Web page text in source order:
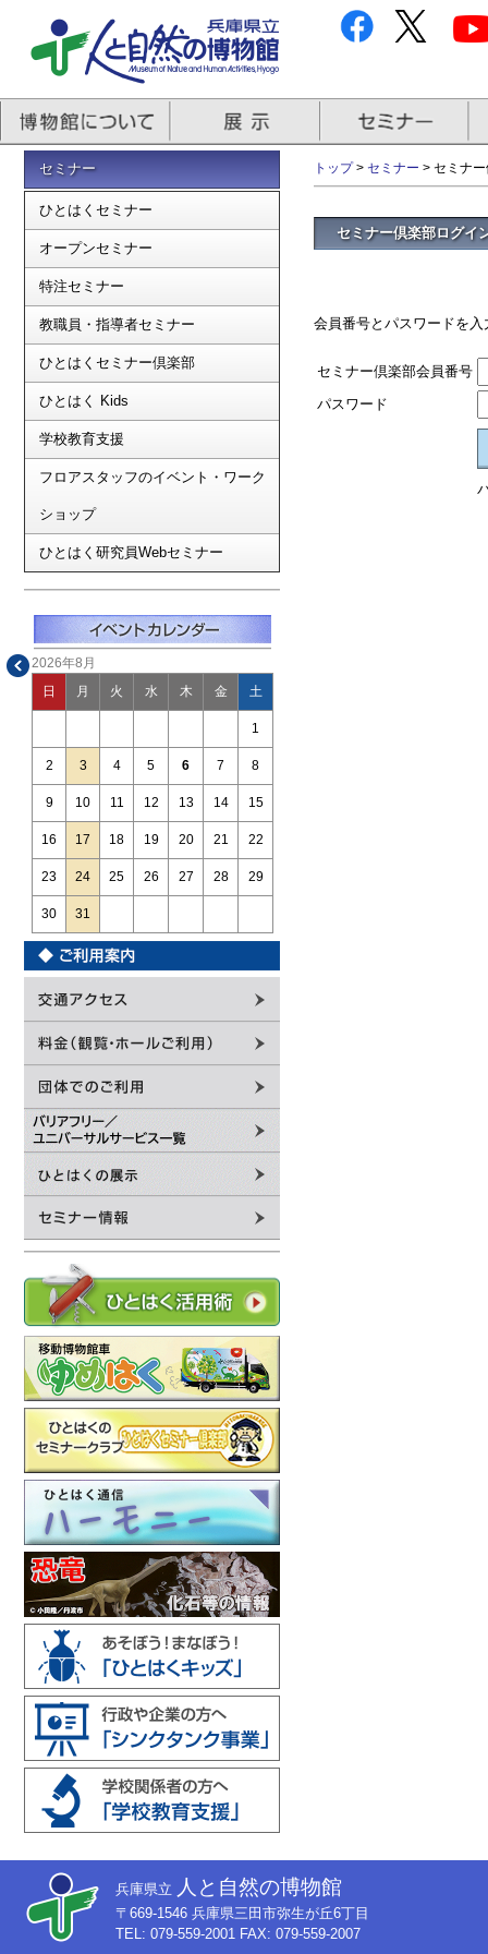
セミナー
ひとはくセミナー
オープンセミナー
特注セミナー
教職員・指導者セミナー
ひとはくセミナー倶楽部
ひとはく Kids
学校教育支援
フロアスタッフのイベント・ワーク
ショップ
ひとはく研究員Webセミナー
2026年8月
日 月 火 水 木 金 土
1
2 3 4 5 6 7 8
9 10 11 12 13 14 15
16 17 18 19 20 21 22
23 24 25 26 27 28 29
30 31
トップ> セミナー > セミナ
セミナー倶楽部ログイ
会員番号とパスワードを
セミナー倶楽部会員番号
パスワード
兵庫県立 人と自然の博物館
〒669-1546 兵庫県三田市弥生が丘6丁目
TEL: 079-559-2001 FAX: 079-559-2007